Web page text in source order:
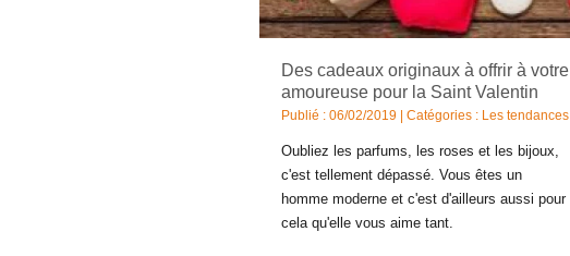
Des cadeaux originaux à offrir à votre
amoureuse pour la Saint Valentin
Publié : 06/02/2019 | Catégories : Les tendances
Oubliez les parfums, les roses et les bijoux,
c'est tellement dépassé. Vous êtes un
homme moderne et c'est d'ailleurs aussi pour
cela qu'elle vous aime tant.